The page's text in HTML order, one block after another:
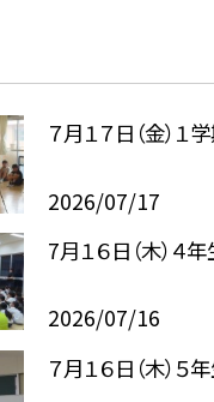
７月１７日（金）１
2026/07/17
7月１６日（木）４
2026/07/16
７月１６日（木）５